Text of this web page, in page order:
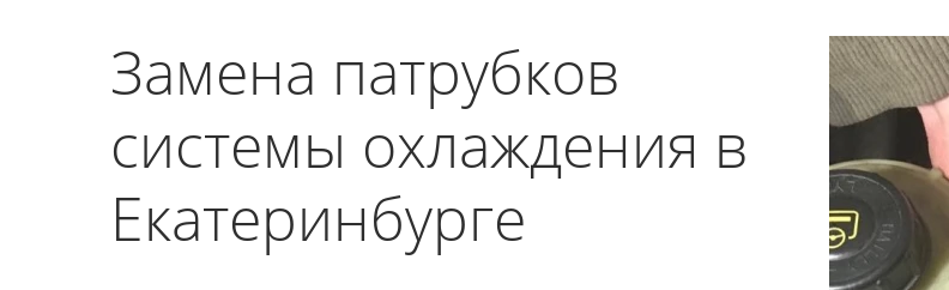
Замена патрубков
системы охлаждения в
Екатеринбурге